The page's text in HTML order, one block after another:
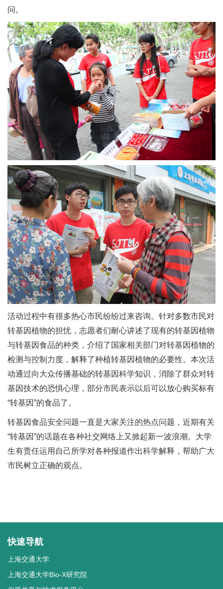
问。
活动过程中有很多热心市民纷纷过来咨询。针对多数市民对
转基因植物的担忧，志愿者们耐心讲述了现有的转基因植物
与转基因食品的种类，介绍了国家相关部门对转基因植物的
检测与控制力度，解释了种植转基因植物的必要性。本次活
动通过向大众传播基础的转基因科学知识，消除了群众对转
基因技术的恐惧心理，部分市民表示以后可以放心购买标有
“转基因”的食品了。
转基因食品安全问题一直是大家关注的热点问题，近期有关
“转基因”的话题在各种社交网络上又掀起新一波浪潮。大学
生有责任运用自己所学对各种报道作出科学解释，帮助广大
市民树立正确的观点。
快速导航
上海交通大学
上海交通大学Bio-X研究院